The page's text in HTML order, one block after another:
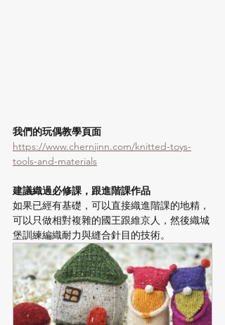
我們的玩偶教學頁面
https://www.chernjinn.com/knitted-toys-
tools-and-materials
建議織過必修課，跟進階課作品
如果已經有基礎，可以直接織進階課的地精，
可以只做相對複雜的國王跟維京人，然後織城
堡訓練編織耐力與縫合針目的技術。